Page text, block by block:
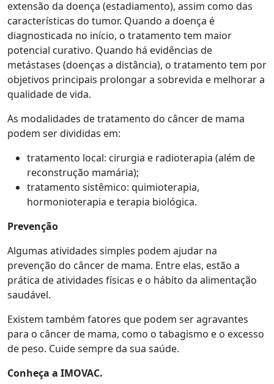
extensão da doença (estadiamento), assim como das
características do tumor. Quando a doença é
diagnosticada no início, o tratamento tem maior
potencial curativo. Quando há evidências de
metástases (doenças a distância), o tratamento tem por
objetivos principais prolongar a sobrevida e melhorar a
qualidade de vida.
As modalidades de tratamento do câncer de mama
podem ser divididas em:
tratamento local: cirurgia e radioterapia (além de
reconstrução mamária);
tratamento sistêmico: quimioterapia,
hormonioterapia e terapia biológica.
Prevenção
Algumas atividades simples podem ajudar na
prevenção do câncer de mama. Entre elas, estão a
prática de atividades físicas e o hábito da alimentação
saudável.
Existem também fatores que podem ser agravantes
para o câncer de mama, como o tabagismo e o excesso
de peso. Cuide sempre da sua saúde.
Conheça a IMOVAC.